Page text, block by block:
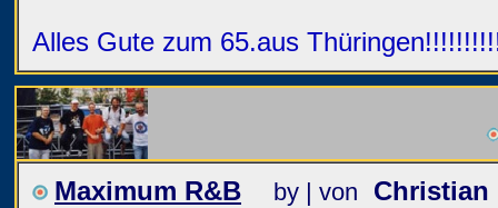
Alles Gute zum 65.aus
Maximum R&B by | von
Christian